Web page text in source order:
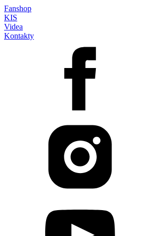
Fanshop
KIS
Videa
Kontakty